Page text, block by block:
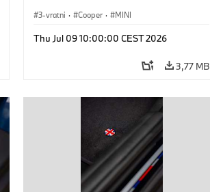
3-vratni · Cooper · MINI
Thu Jul 09 10:00:00 CEST 2026
3,77 MB